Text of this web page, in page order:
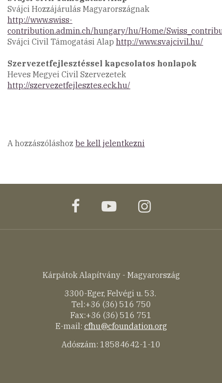
Svájci Hozzájárulás Magyarországnak
http://www.swiss-
contribution.admin.ch/hungary/hu/Home/
Svájci Civil Támogatási Alap http://www.svajcivil.hu/
Szervezetfejlesztéssel kapcsolatos honlapok
Heves Megyei Civil Szervezetek
http://szervezetfejlesztes.eck.hu/
A hozzászóláshoz be kell jelentkezni
facebookyoutubeinstagram
Kárpátok Alapítvány - Magyarország
3300-Eger, Felvégi u. 53.
Tel:+36 (36) 516 750
Fax:+36 (36) 516 751
E-mail: cfhu@cfoundation.org
Adószám: 18584642-1-10